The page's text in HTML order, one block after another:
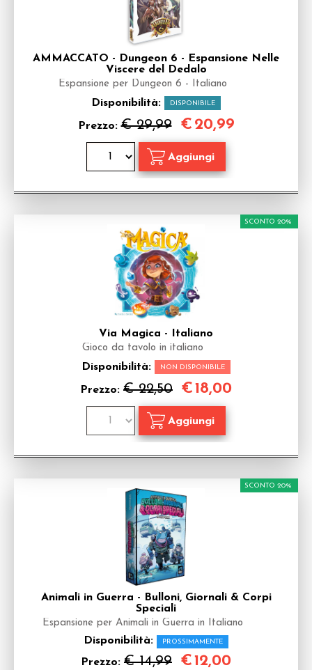
AMMACCATO - Dungeon 6 - Espansione Nelle
Viscere del Dedalo
Espansione per Dungeon 6 - Italiano
Disponibilità: DISPONIBILE
Prezzo:€ 29,99 € 20,99
Via Magica - Italiano
Gioco da tavolo in italiano
Disponibilità: NON DISPONIBILE
Prezzo: € 22,50
SCONTO 20%
€18,00
Animali in Guerra - Bulloni, Giornali & Corpi
Speciali
Espansione per Animali in Guerra in Italiano
Disponibilità: PROSSIMAMENTE
Prezzo: € 14,99
SCONTO 20%
€12,00